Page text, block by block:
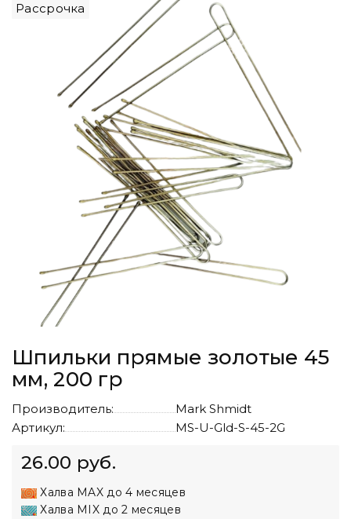
Рассрочка
Шпильки прямые золотые 45
мм, 200 гр
Производитель:
Mark Shmidt
Артикул:
MS-U-Gld-S-45-2G
26.00 руб.
Халва MAX до 4 месяцев
Халва MIX до 2 месяцев